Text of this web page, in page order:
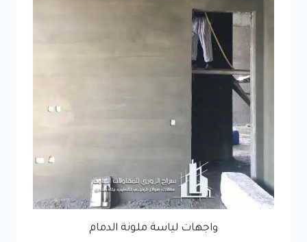
واجهات لياسة ملونة الدمام